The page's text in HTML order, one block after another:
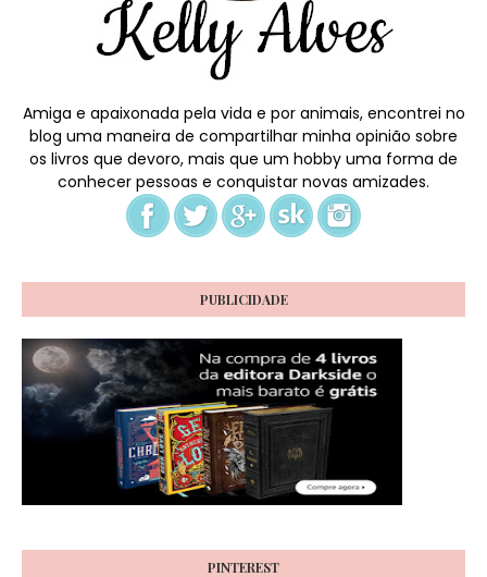
Amiga e apaixonada pela vida e por animais, encontrei no
blog uma maneira de compartilhar minha opinião sobre
os livros que devoro, mais que um hobby uma forma de
conhecer pessoas e conquistar novas amizades.
PUBLICIDADE
PINTEREST